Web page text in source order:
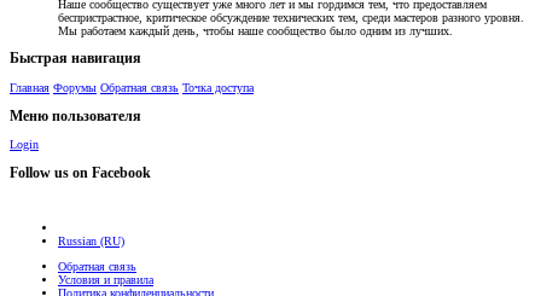
Наше сообщество существует уже много лет и мы гордимся тем, что предоставляем
беспристрастное, критическое обсуждение технических тем, среди мастеров разного уровня.
Мы работаем каждый день, чтобы наше сообщество было одним из лучших.
Быстрая навигация
Главная Форумы Обратная связь Точка доступа
Меню пользователя
Login
Follow us on Facebook
Russian (RU)
Обратная связь
Условия и правила
Политика конфиденциальности